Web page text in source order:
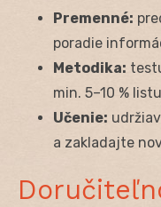
Premenné:
poradie
Metodika:
min. 5–10 %
Učenie:
a zakladajte